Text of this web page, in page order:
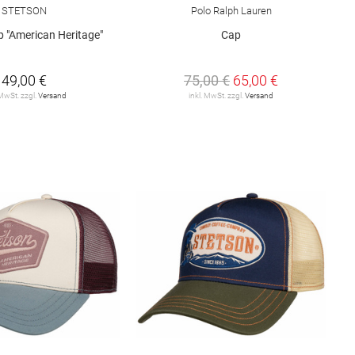
STETSON
"American Heritage"
49,00 €
zzgl.Versand
Polo Ralph Lauren
Cap
75,00 € 65,00 €
inkl. MwSt. zzgl.Versand